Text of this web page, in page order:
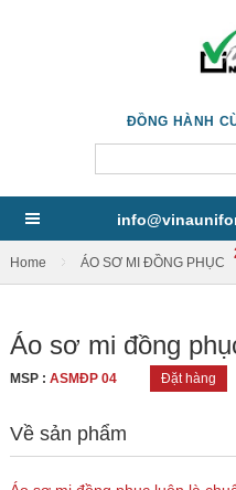
ĐỒNG HÀNH
Home / ÁO SƠ MI ĐỒNG PHỤC
Áo sơ mi đồng
MSP : ASMĐP 04 Đặt hàng
Về sản phẩm